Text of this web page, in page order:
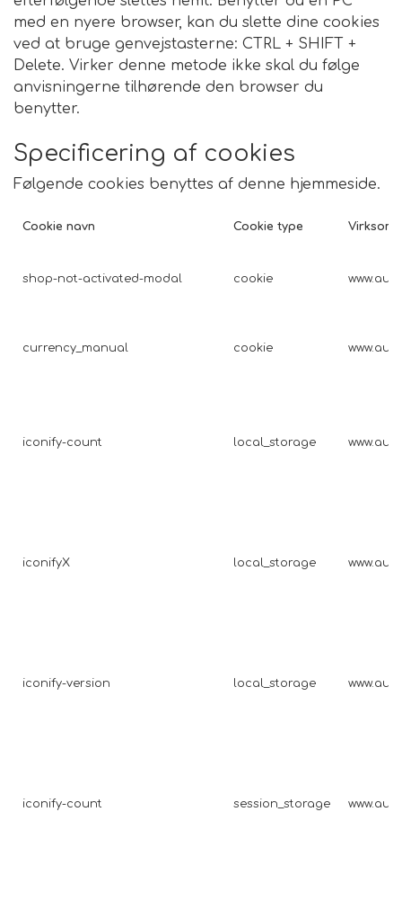
med en nyere browser, kan du slette dine cookies
ved at bruge genvejstasterne: CTRL + SHIFT +
Delete. Virker denne metode ikke skal du følge
anvisningerne tilhørende den browser du
benytter.
Specificering af cookies
Følgende cookies benyttes af denne hjemmeside.
Cookie navn Cookie type
shop-not-activated-modal cookie
currency_manual cookie
iconify-count local_storage
iconifyX local_storage
iconify-version local_storage
iconify-count session_storage